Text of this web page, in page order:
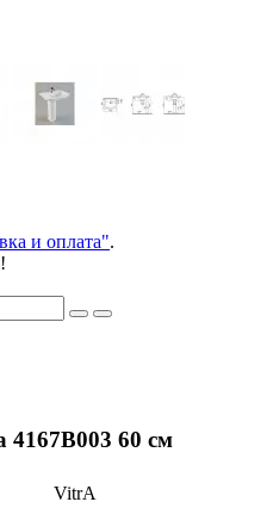
и оплата".
4167B003 60 см
VitrA